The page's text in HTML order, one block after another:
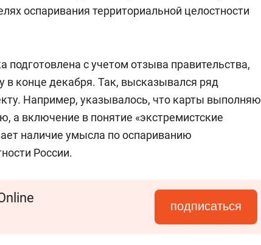
оспаривания территориальной целостности
подготовлена с учетом отзыва правительства,
в конце декабря. Так, высказывался ряд
Например, указывалось, что карты
а включение в понятие «экстремистские
наличие умысла по оспариванию
России.
подписаться